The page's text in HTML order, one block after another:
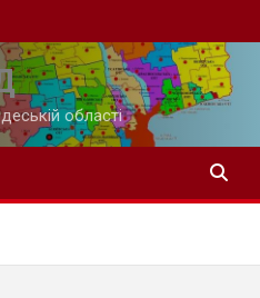
області